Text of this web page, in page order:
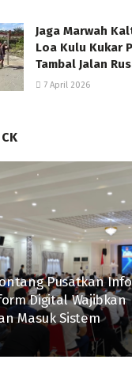
Jaga Marwah
Loa Kulu Kukar
Tambal Jalan
7 April 2026
Pusatkan
Digital Wajibkan
Masuk Sistem